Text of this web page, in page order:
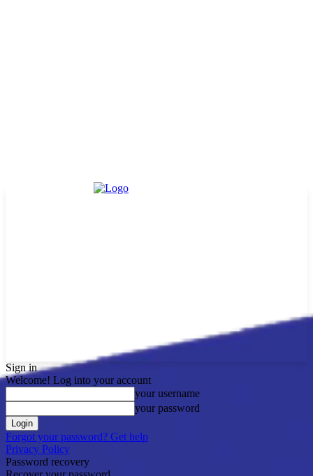
Sign in
Welcome! Log into your account
your username
your password
Forgot your password? Get help
Privacy Policy
Password recovery